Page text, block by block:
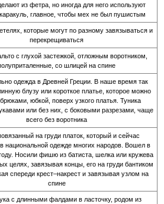
из фетра, но иногда для него используют
главное, чтобы мех не был пушистым
которые могут по разному завязываться и
перекрещиваться
с глухой застежкой, отложным воротником,
со шлицей на спине
одежда в Древней Греции. В наше время так
блузу или короткое платье, которое можно
юбкой, поверх узкого платья. Туника
или без них, с боковыми разрезами, чаще
всего без воротника
на груди платок, который и сейчас
национальной одежде многих народов. Вошел в
Носили фишю из батиста, шелка или кружева
целях, завязывая концы, его на груди бантиком
спереди крест–накрест и завязывая узлом на
спине
с длинными фалдами в ласточку, родом из